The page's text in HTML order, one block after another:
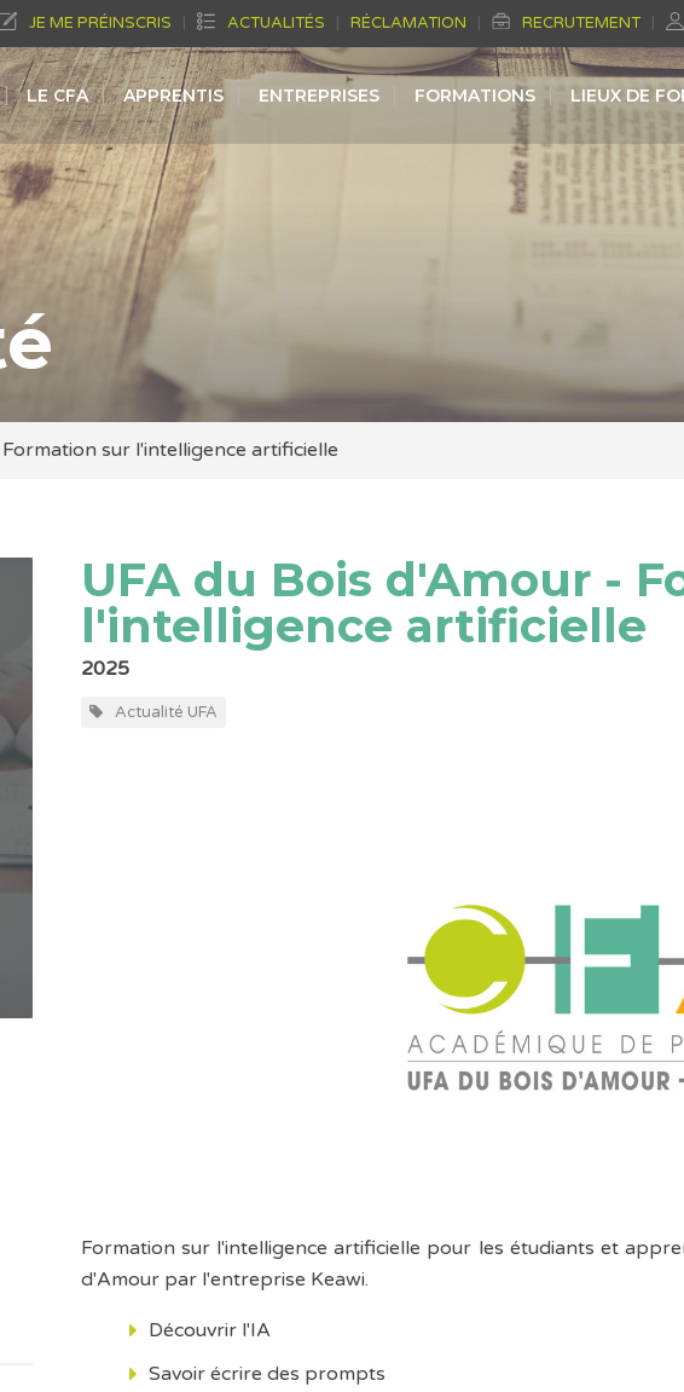
JE ME PRÉINSCRIS ACTUALITÉS RÉCLAMATION RECRUTEMENT
LE CFA APPRENTIS ENTREPRISES FORMATIONS LIEUX DE
sur l'intelligence artificielle
UFA du Bois d'Amour -
l'intelligence artificielle
2025
Actualité UFA
Formation sur l'intelligence artificielle pour les étudiants et
d'Amour par l'entreprise Keawi.
Découvrir l'IA
Savoir écrire des prompts